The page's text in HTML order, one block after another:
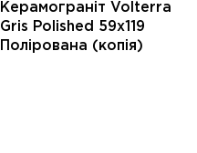
Керамограніт Volterra
Gris Polished 59x119
Полірована (копія)